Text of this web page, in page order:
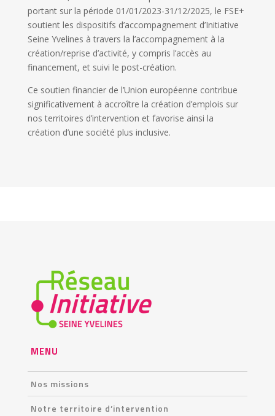
portant sur la période 01/01/2023-31/12/2025, le FSE+
soutient les dispositifs d’accompagnement d’Initiative
Seine Yvelines à travers la l’accompagnement à la
création/reprise d’activité, y compris l’accès au
financement, et suivi le post-création.
Ce soutien financier de l’Union européenne contribue
significativement à accroître la création d’emplois sur
nos territoires d’intervention et favorise ainsi la
création d’une société plus inclusive.
MENU
Nos missions
Notre territoire d’intervention